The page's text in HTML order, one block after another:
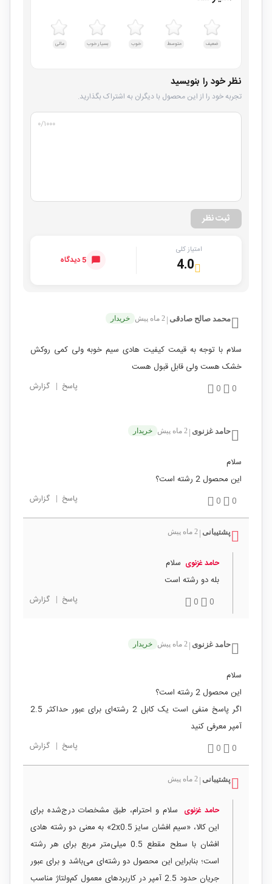
ضعیف متوسط خوب بسیار خوب عالی
نظر خود را بنویسید
تجربه خود را از این محصول با دیگران به اشتراک بگذارید.
۰/۱۰۰۰
ثبت نظر
امتیاز کلی
4.0 5 دیدگاه
محمد صالح صادقی 2 ماه پیش خریدار
سلام با توجه به قیمت کیفیت هادی سیم خوبه ولی کمی روکش
خشک هست ولی قابل قبول هست
0
0 پاسخ | گزارش
حامد غزنوی 2 ماه پیش خریدار
سلام
این محصول 2 رشته است؟
0
0 پاسخ | گزارش
پشتیبانی 2 ماه پیش
حامد غزنوی سلام
بله دو رشته است
0
0 پاسخ | گزارش
حامد غزنوی 2 ماه پیش خریدار
سلام
این محصول 2 رشته است؟
اگر پاسخ منفی است یک کابل 2 رشته‌ای برای عبور حداکثر 2.5
آمپر معرفی کنید
0
0 پاسخ | گزارش
پشتیبانی 2 ماه پیش
حامد غزنوی سلام و احترام، طبق مشخصات درج‌شده برای
این کالا، «سیم افشان سایز 2x0.5» به معنی دو رشته هادی
افشان با سطح مقطع 0.5 میلی‌متر مربع برای هر رشته
است؛ بنابراین این محصول دو رشته‌ای می‌باشد و برای عبور
جریان حدود 2.5 آمپر در کاربردهای معمول کم‌ولتاژ مناسب